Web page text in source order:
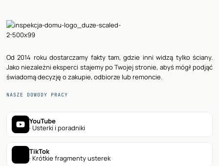
Od 2014 roku dostarczamy fakty tam, gdzie inni widzą tylko ściany.
Jako niezależni eksperci stajemy po Twojej stronie, abyś mógł podjąć
świadomą decyzję o zakupie, odbiorze lub remoncie.
NASZE DOWODY PRACY
YouTube
· Usterki i poradniki
TikTok
· Krótkie fragmenty usterek